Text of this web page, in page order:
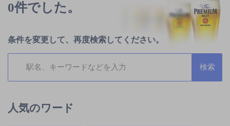
0件でした。
条件を変更して、再度検索してください。
人気のワード